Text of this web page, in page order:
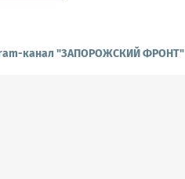
канал "ЗАПОРОЖСКИЙ ФРОНТ"